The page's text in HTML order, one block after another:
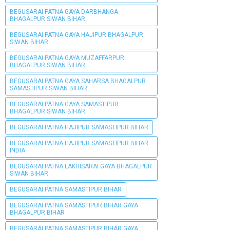
BEGUSARAI PATNA GAYA DARBHANGA
BHAGALPUR SIWAN BIHAR
BEGUSARAI PATNA GAYA HAJIPUR BHAGALPUR
SIWAN BIHAR
BEGUSARAI PATNA GAYA MUZAFFARPUR
BHAGALPUR SIWAN BIHAR
BEGUSARAI PATNA GAYA SAHARSA BHAGALPUR
SAMASTIPUR SIWAN BIHAR
BEGUSARAI PATNA GAYA SAMASTIPUR
BHAGALPUR SIWAN BIHAR
BEGUSARAI PATNA HAJIPUR SAMASTIPUR BIHAR
BEGUSARAI PATNA HAJIPUR SAMASTIPUR BIHAR
INDIA
BEGUSARAI PATNA LAKHISARAI GAYA BHAGALPUR
SIWAN BIHAR
BEGUSARAI PATNA SAMASTIPUR BIHAR
BEGUSARAI PATNA SAMASTIPUR BIHAR GAYA
BHAGALPUR BIHAR
BEGUSARAI PATNA SAMASTIPUR BIHAR GAYA